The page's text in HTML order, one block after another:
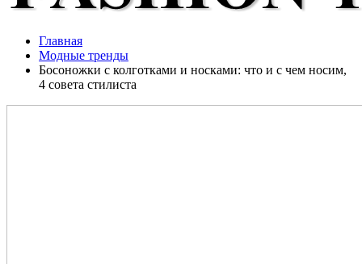
Главная
Модные тренды
Босоножки с колготками и носками: что и с чем носим,
4 совета стилиста